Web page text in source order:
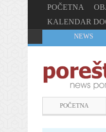
POČETNA
KALENDAR
NEWS
POČETNA